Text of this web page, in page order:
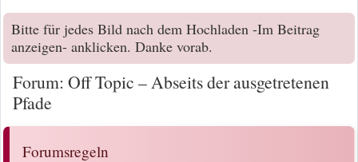
Bitte für jedes Bild nach dem Hochladen -Im Beitrag
anzeigen- anklicken. Danke vorab.
Forum: Off Topic – Abseits der ausgetretenen
Pfade
Forumsregeln